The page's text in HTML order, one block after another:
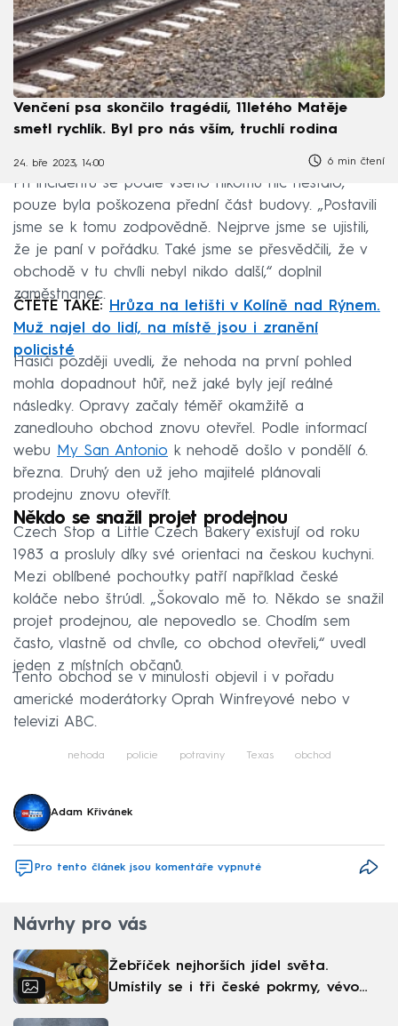
Venčení psa skončilo tragédií, 11letého Matěje
smetl rychlík. Byl pro nás vším, truchlí rodina
24. bře 2023, 14:00 6 min čtení
Při incidentu se podle všeho nikomu nic nestalo,
pouze byla poškozena přední část budovy. „Postavili
jsme se k tomu zodpovědně. Nejprve jsme se ujistili,
že je paní v pořádku. Také jsme se přesvědčili, že v
obchodě v tu chvíli nebyl nikdo další,“ doplnil
zaměstnanec.
ČTĚTE TAKÉ:
Hrůza na letišti v Kolíně nad Rýnem.
Muž najel do lidí, na místě jsou i zranění
policisté
Hasiči později uvedli, že nehoda na první pohled
mohla dopadnout hůř, než jaké byly její reálné
následky. Opravy začaly téměř okamžitě a
zanedlouho obchod znovu otevřel. Podle informací
webu
My San Antonio k nehodě došlo v pondělí 6.
března. Druhý den už jeho majitelé plánovali
prodejnu znovu otevřít.
Někdo se snažil projet prodejnou
Czech Stop a Little Czech Bakery existují od roku
1983 a prosluly díky své orientaci na českou kuchyni.
Mezi oblíbené pochoutky patří například české
koláče nebo štrúdl. „Šokovalo mě to. Někdo se snažil
projet prodejnou, ale nepovedlo se. Chodím sem
často, vlastně od chvíle, co obchod otevřeli,“ uvedl
jeden z místních občanů.
Tento obchod se v minulosti objevil i v pořadu
americké moderátorky Oprah Winfreyové nebo v
televizi ABC.
nehoda policie potraviny Texas obchod
Adam Křivánek
Pro tento článek jsou komentáře vypnuté
Návrhy pro vás
Žebříček nejhorších jídel světa.
Umístily se i tři české pokrmy, vévodí